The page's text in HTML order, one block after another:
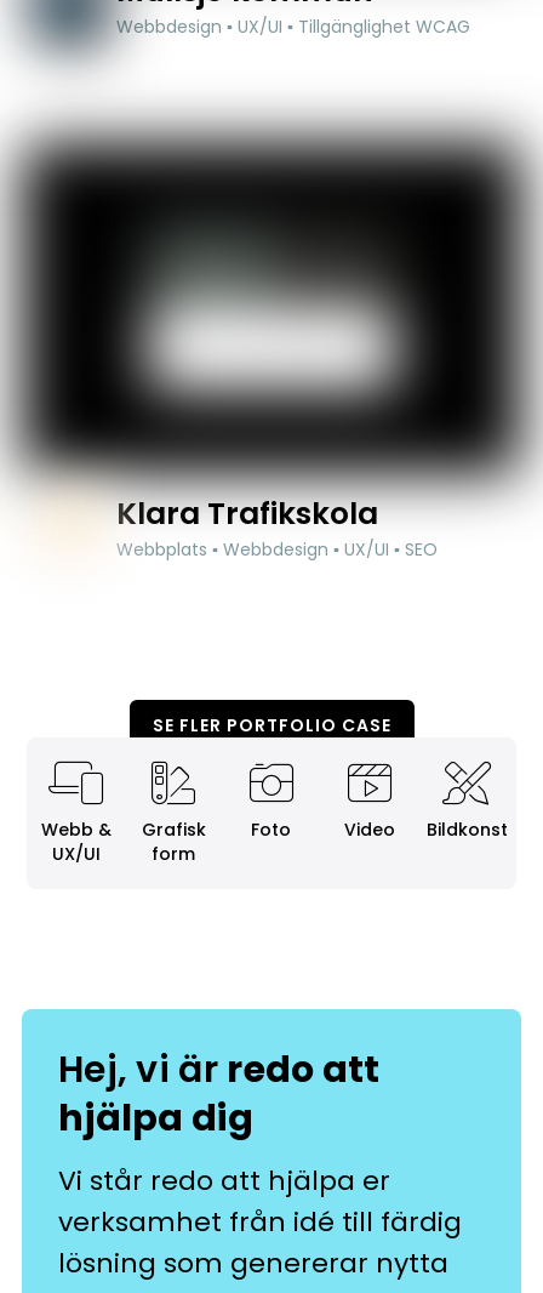
Webbdesign ▪ UX/UI ▪ Tillgänglighet WCAG
Klara Trafikskola
Webbplats ▪ Webbdesign ▪ UX/UI ▪ SEO
SE FLER PORTFOLIO CASE
Webb &
UX/UI
Grafisk
form
Foto Video Bildkonst
Hej, vi är redo att
hjälpa dig
Vi står redo att hjälpa er
verksamhet från idé till färdig
lösning som genererar nytta